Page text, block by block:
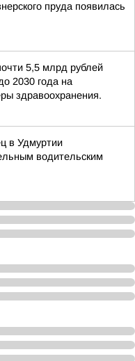
пруда появилась
5,5 млрд рублей
2030 года на
здравоохранения.
в Удмуртии
водительским